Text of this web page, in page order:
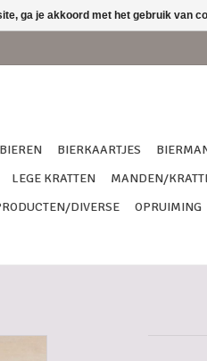
BIEREN BIERKAARTJES
LEGE KRATTEN MANDEN/
DIVERSE
OPRUIMING
ga je akkoord met het gebruik van